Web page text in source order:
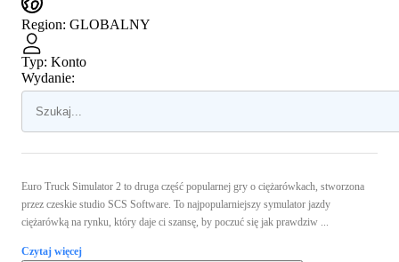
Region: GLOBALNY
Typ: Konto
Wydanie:
Euro Truck Simulator 2 to druga część popularnej gry o ciężarówkach, stworzona
przez czeskie studio SCS Software. To najpopularniejszy symulator jazdy
ciężarówką na rynku, który daje ci szansę, by poczuć się jak prawdziw ...
Czytaj więcej